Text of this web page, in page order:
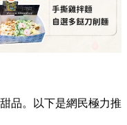
品。以下是網民極力推